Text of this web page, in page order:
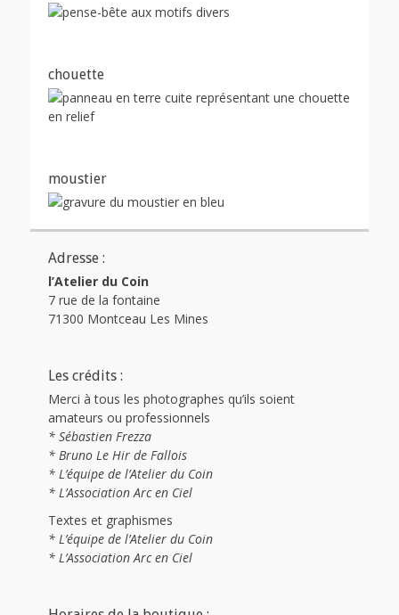
chouette
moustier
Adresse :
l’Atelier du Coin
7 rue de la fontaine
71300 Montceau Les Mines
Les crédits :
Merci à tous les photographes qu’ils soient
amateurs ou professionnels
* Sébastien Frezza
* Bruno Le Hir de Fallois
* L’équipe de l’Atelier du Coin
* L’Association Arc en Ciel
Textes et graphismes
* L’équipe de l’Atelier du Coin
* L’Association Arc en Ciel